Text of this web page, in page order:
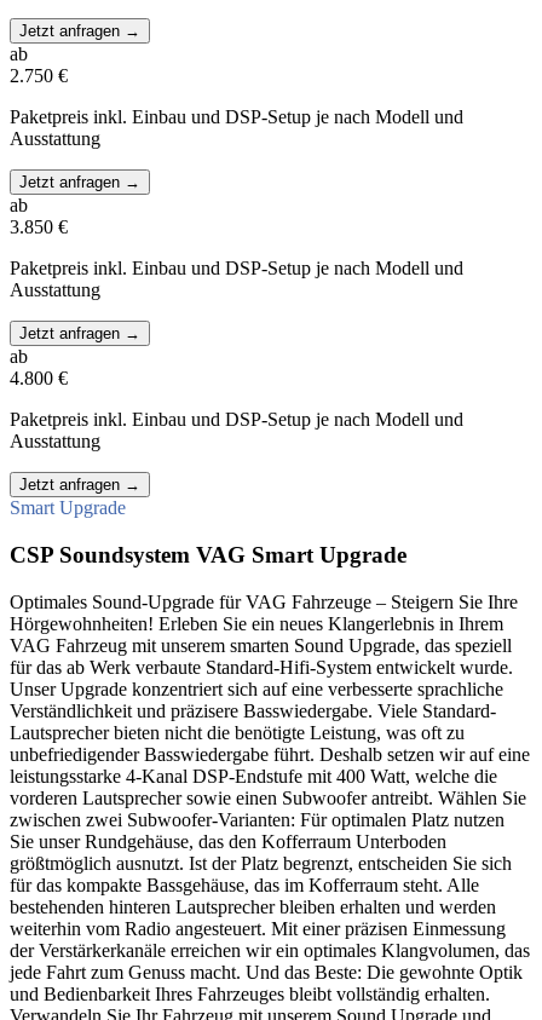
Jetzt anfragen →
ab
2.750 €
Paketpreis inkl. Einbau und DSP-Setup je nach Modell und
Ausstattung
Jetzt anfragen →
ab
3.850 €
Paketpreis inkl. Einbau und DSP-Setup je nach Modell und
Ausstattung
Jetzt anfragen →
ab
4.800 €
Paketpreis inkl. Einbau und DSP-Setup je nach Modell und
Ausstattung
Jetzt anfragen →
Smart Upgrade
CSP Soundsystem VAG Smart Upgrade
Optimales Sound-Upgrade für VAG Fahrzeuge – Steigern Sie Ihre
Hörgewohnheiten! Erleben Sie ein neues Klangerlebnis in Ihrem
VAG Fahrzeug mit unserem smarten Sound Upgrade, das speziell
für das ab Werk verbaute Standard-Hifi-System entwickelt wurde.
Unser Upgrade konzentriert sich auf eine verbesserte sprachliche
Verständlichkeit und präzisere Basswiedergabe. Viele Standard-
Lautsprecher bieten nicht die benötigte Leistung, was oft zu
unbefriedigender Basswiedergabe führt. Deshalb setzen wir auf eine
leistungsstarke 4-Kanal DSP-Endstufe mit 400 Watt, welche die
vorderen Lautsprecher sowie einen Subwoofer antreibt. Wählen Sie
zwischen zwei Subwoofer-Varianten: Für optimalen Platz nutzen
Sie unser Rundgehäuse, das den Kofferraum Unterboden
größtmöglich ausnutzt. Ist der Platz begrenzt, entscheiden Sie sich
für das kompakte Bassgehäuse, das im Kofferraum steht. Alle
bestehenden hinteren Lautsprecher bleiben erhalten und werden
weiterhin vom Radio angesteuert. Mit einer präzisen Einmessung
der Verstärkerkanäle erreichen wir ein optimales Klangvolumen, das
jede Fahrt zum Genuss macht. Und das Beste: Die gewohnte Optik
und Bedienbarkeit Ihres Fahrzeuges bleibt vollständig erhalten.
Verwandeln Sie Ihr Fahrzeug mit unserem Sound Upgrade und